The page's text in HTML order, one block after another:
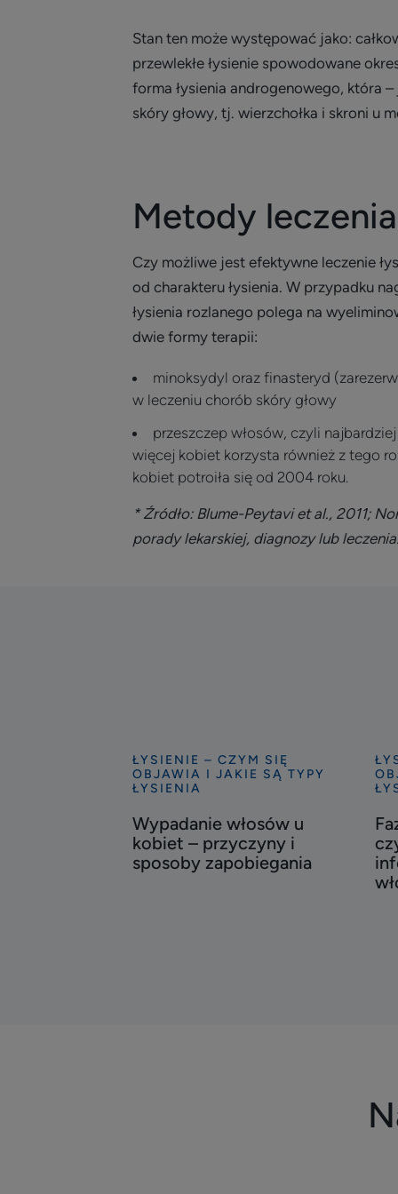
Stan ten może występować jako:
przewlekłe łysienie spowodowane
forma łysienia androgenowego, która
skóry głowy, tj. wierzchołka i skroni u
Metody
Czy możliwe jest efektywne leczenie
od charakteru łysienia. W przypadku
łysienia rozlanego polega na
dwie formy terapii:
minoksydyl oraz finasteryd
w leczeniu chorób skóry głowy
przeszczep włosów, czyli
więcej kobiet korzysta również z tego
kobiet potroiła się od 2004 roku.
* Źródło: Blume-Peytavi et al., 2011;
porady lekarskiej, diagnozy lub
Odkryj
Wypadanie
u
kobiet
ŁYSIENIE – CZYM SIĘ
OBJAWIA I JAKIE SĄ TYPY
ŁYSIENIA
Wypadanie włosów u
kobiet – przyczyny i
sposoby zapobiegania